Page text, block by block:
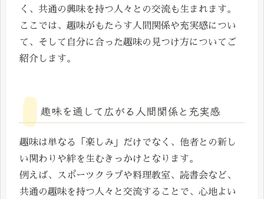
く、共通の興味を持つ人々との交流も生まれます。
ここでは、趣味がもたらす人間関係や充実感につい
て、そして自分に合った趣味の見つけ方についてご
紹介します。
趣味を通して広がる人間関係と充実感
趣味は単なる「楽しみ」だけでなく、他者との新し
い関わりや絆を生むきっかけとなります。
例えば、スポーツクラブや料理教室、読書会など、
共通の趣味を持つ人々と交流することで、心地よい